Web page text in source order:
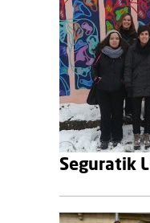
Seguratik